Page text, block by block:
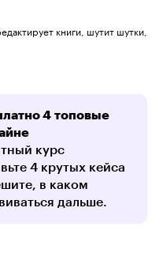
книги, шутит шутки,
4 топовые
курс
4 крутых кейса
в каком
дальше.